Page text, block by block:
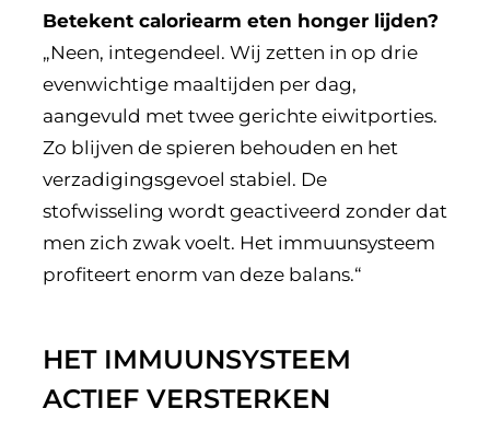
Betekent caloriearm eten honger lijden?
„Neen, integendeel. Wij zetten in op drie
evenwichtige maaltijden per dag,
aangevuld met twee gerichte eiwitporties.
Zo blijven de spieren behouden en het
verzadigingsgevoel stabiel. De
stofwisseling wordt geactiveerd zonder dat
men zich zwak voelt. Het immuunsysteem
profiteert enorm van deze balans.“
HET IMMUUNSYSTEEM
ACTIEF VERSTERKEN